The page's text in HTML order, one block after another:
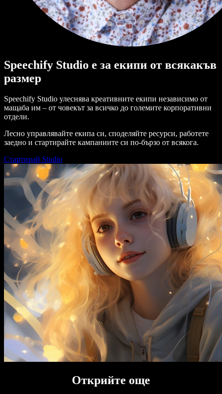
Speechify Studio е за екипи от всякакъв
размер
Speechify Studio улеснява креативните екипи независимо от
мащаба им – от човекът за всичко до големите корпоративни
отдели.
Лесно управлявайте екипа си, споделяйте ресурси, работете
заедно и стартирайте кампаниите си по-бързо от всякога.
Стартирай Studio
Открийте още